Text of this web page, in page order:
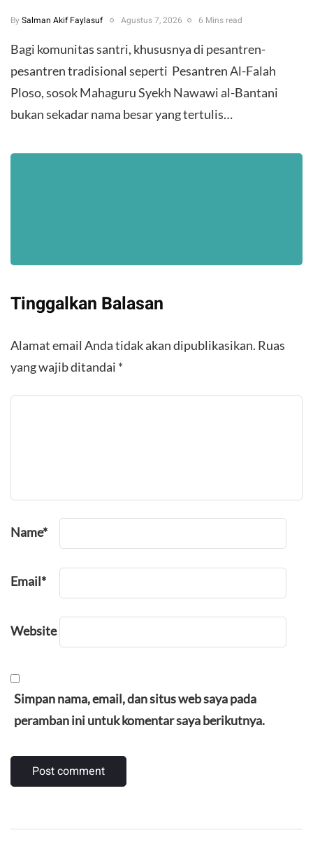
By Salman Akif Faylasuf Agustus 7, 2026 6 Mins read
Bagi komunitas santri, khususnya di pesantren-
pesantren tradisional seperti Pesantren Al-Falah
Ploso, sosok Mahaguru Syekh Nawawi al-Bantani
bukan sekadar nama besar yang tertulis…
Tinggalkan Balasan
Alamat email Anda tidak akan dipublikasikan. Ruas
yang wajib ditandai *
Name*
Email*
Website
Simpan nama, email, dan situs web saya pada
peramban ini untuk komentar saya berikutnya.